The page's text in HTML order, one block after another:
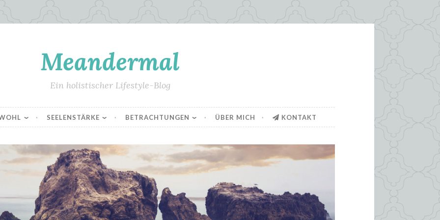
Meandermal
Ein holistischer Lifestyle-Blog
SEELENSTÄRKE BETRACHTUNGEN ÜBER MICH KONTAKT